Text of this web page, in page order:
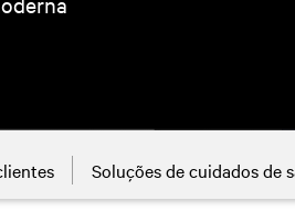
Soluções de cuidados de